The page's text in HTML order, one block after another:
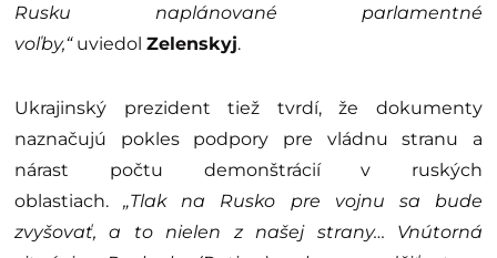
Rusku naplánované parlamentné
voľby,“uviedol Zelenskyj.
Ukrajinský prezident tiež tvrdí, že dokumenty
naznačujú pokles podpory pre vládnu stranu a
nárast počtu demonštrácií v ruských
oblastiach.„Tlak na Rusko pre vojnu sa bude
zvyšovať, a to nielen z našej strany… Vnútorná